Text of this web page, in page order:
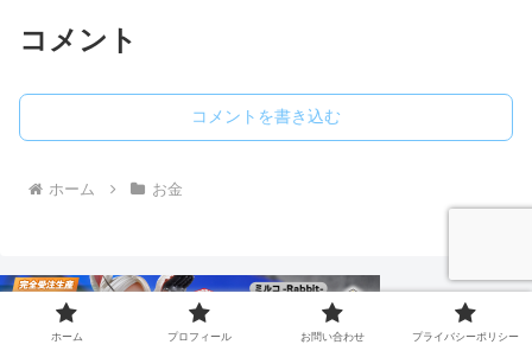
コメント
コメントを書き込む
ホーム お金
ホーム プロフィール お問い合わせ プライバシーポリシー